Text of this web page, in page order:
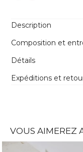
Description
Composition et
Détails
Expéditions et
VOUS AIMEREZ